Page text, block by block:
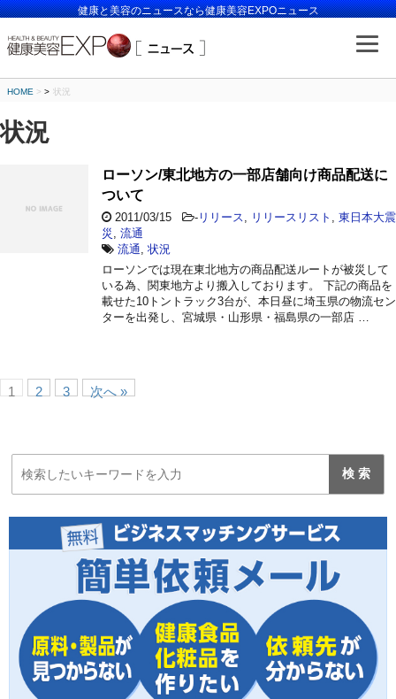
健康と美容のニュースなら健康美容EXPOニュース
HOME > 状況
状況
ローソン/東北地方の一部店舗向け商品配送に
ついて
2011/03/15 - リリース リリースリスト
東日本大震
災
流通
流通 状況
ローソンでは現在東北地方の商品配送ルートが被災して
いる為、関東地方より搬入しております。 下記の商品を
載せた10トントラック3台が、本日昼に埼玉県の物流セン
ターを出発し、宮城県・山形県・福島県の一部店 …
1 2 3 次へ »